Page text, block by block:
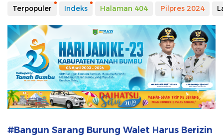
Terpopuler Indeks Halaman 404 Pilpres 2024
#Bangun Sarang Burung Walet Harus Berizin